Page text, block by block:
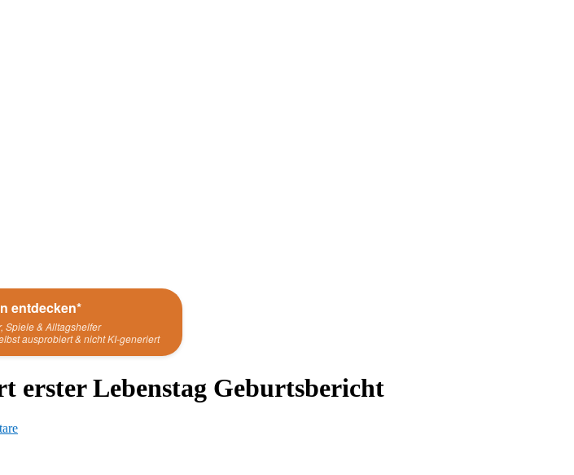
entdecken*
Spiele & Alltagshelfer
ausprobiert & nicht KI-generiert
erster Lebenstag Geburtsbericht